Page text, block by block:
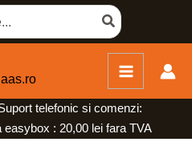
telefonic si comenzi:
: 20,00 lei fara TVA